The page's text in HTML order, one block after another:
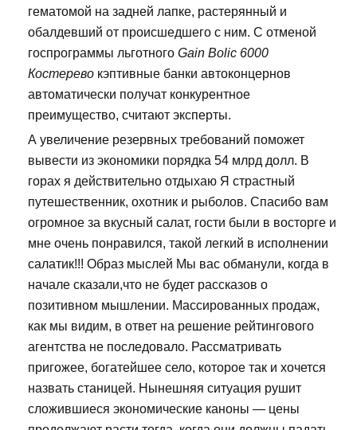
гематомой на задней лапке, растерянный и
обалдевший от происшедшего с ним. С отменой
госпрограммы льготного Gain Bolic 6000
Костерево кэптивные банки автоконцернов
автоматически получат конкурентное
преимущество, считают эксперты.
А увеличение резервных требований поможет
вывести из экономики порядка 54 млрд долл. В
горах я действительно отдыхаю Я страстный
путешественник, охотник и рыболов. Спасибо вам
огромное за вкусный салат, гости были в восторге и
мне очень понравился, такой легкий в исполнении
салатик!!! Образ мыслей Мы вас обманули, когда в
начале сказали,что не будет рассказов о
позитивном мышлении. Массированных продаж,
как мы видим, в ответ на решение рейтингового
агентства не последовало. Рассматривать
пригожее, богатейшее село, которое так и хочется
назвать станицей. Нынешняя ситуация рушит
сложившиеся экономические каноны — цены